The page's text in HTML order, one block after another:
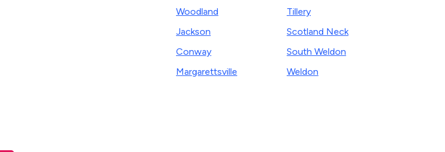
Woodland
Jackson
Conway
Margarettsville
Tillery
Scotland Neck
South Weldon
Weldon